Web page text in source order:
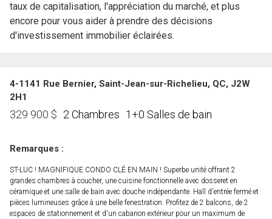
taux de capitalisation, l'appréciation du marché, et plus
encore pour vous aider à prendre des décisions
d'investissement immobilier éclairées.
4-1141 Rue Bernier, Saint-Jean-sur-Richelieu, QC, J2W
2H1
329 900 $ 2 Chambres 1+0 Salles de bain
Remarques :
ST-LUC ! MAGNIFIQUE CONDO CLÉ EN MAIN ! Superbe unité offrant 2
grandes chambres à coucher, une cuisine fonctionnelle avec dosseret en
céramique et une salle de bain avec douche indépendante. Hall d'entrée fermé et
pièces lumineuses grâce à une belle fenestration. Profitez de 2 balcons, de 2
espaces de stationnement et d'un cabanon extérieur pour un maximum de